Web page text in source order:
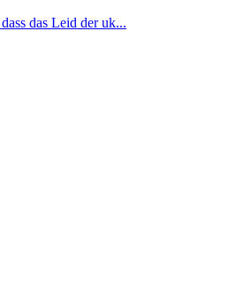
das Leid der uk...